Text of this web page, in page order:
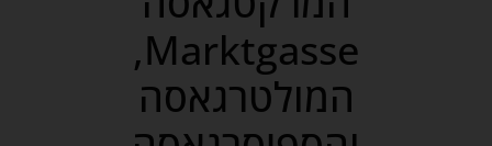
Marktgasse,
המולטרגאסה